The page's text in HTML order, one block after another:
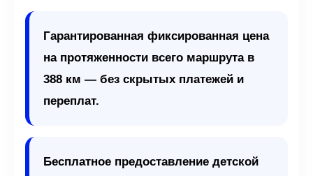
Гарантированная фиксированная цена
на протяженности всего маршрута в
388 км — без скрытых платежей и
переплат.
Бесплатное предоставление детской